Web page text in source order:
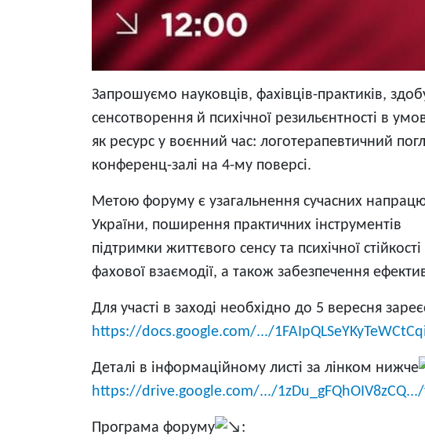
Запрошуємо науковців, фахівців-практиків,
сенсотворення й психічної резильєнтності в
як ресурс у воєнний час: логотерапевтичний
конференц-залі на 4-му поверсі.
Метою форуму є узагальнення сучасних
України, поширення практичних інструментів
підтримки життєвого сенсу та психічної
фахової взаємодії, а також забезпечення
Для участі в заході необхідно до 5 вересня
https://docs.google.com/.../
Деталі в інформаційному листі за лінком нижче
https://drive.google.com/.../
Програма форуму
: